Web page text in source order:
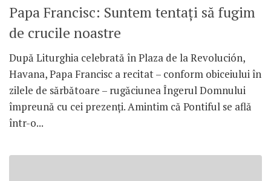
Papa Francisc: Suntem tentați să fugim
de crucile noastre
După Liturghia celebrată în Plaza de la Revolución,
Havana, Papa Francisc a recitat – conform obiceiului în
zilele de sărbătoare – rugăciunea Îngerul Domnului
împreună cu cei prezenți. Amintim că Pontiful se află
într-o...